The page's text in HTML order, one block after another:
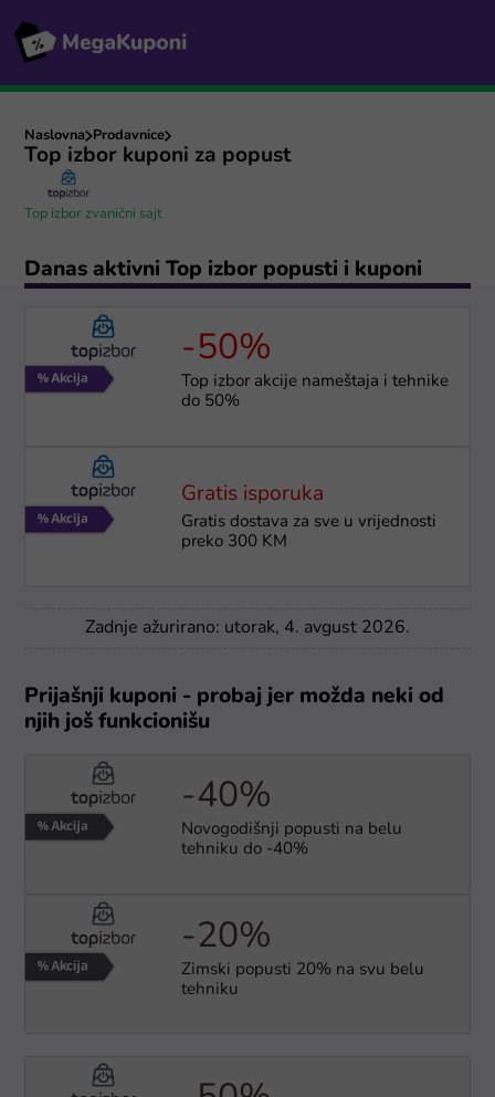
Naslovna Prodavnice
Top izbor kuponi za popust
Top izbor zvanični sajt
Danas aktivni Top izbor popusti i kuponi
-50%
Top izbor akcije nameštaja i tehnike
do 50%
Gratis isporuka
Gratis dostava za sve u vrijednosti
preko 300 KM
Zadnje ažurirano: utorak, 4. avgust 2026.
Prijašnji kuponi - probaj jer možda neki od
njih još funkcionišu
-40%
Novogodišnji popusti na belu
tehniku do -40%
-20%
Zimski popusti 20% na svu belu
tehniku